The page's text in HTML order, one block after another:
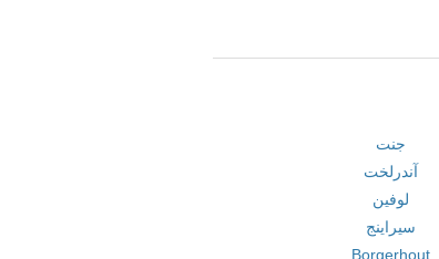
جنت
آندرلخت
لوفين
سيراينج
Borgerhout